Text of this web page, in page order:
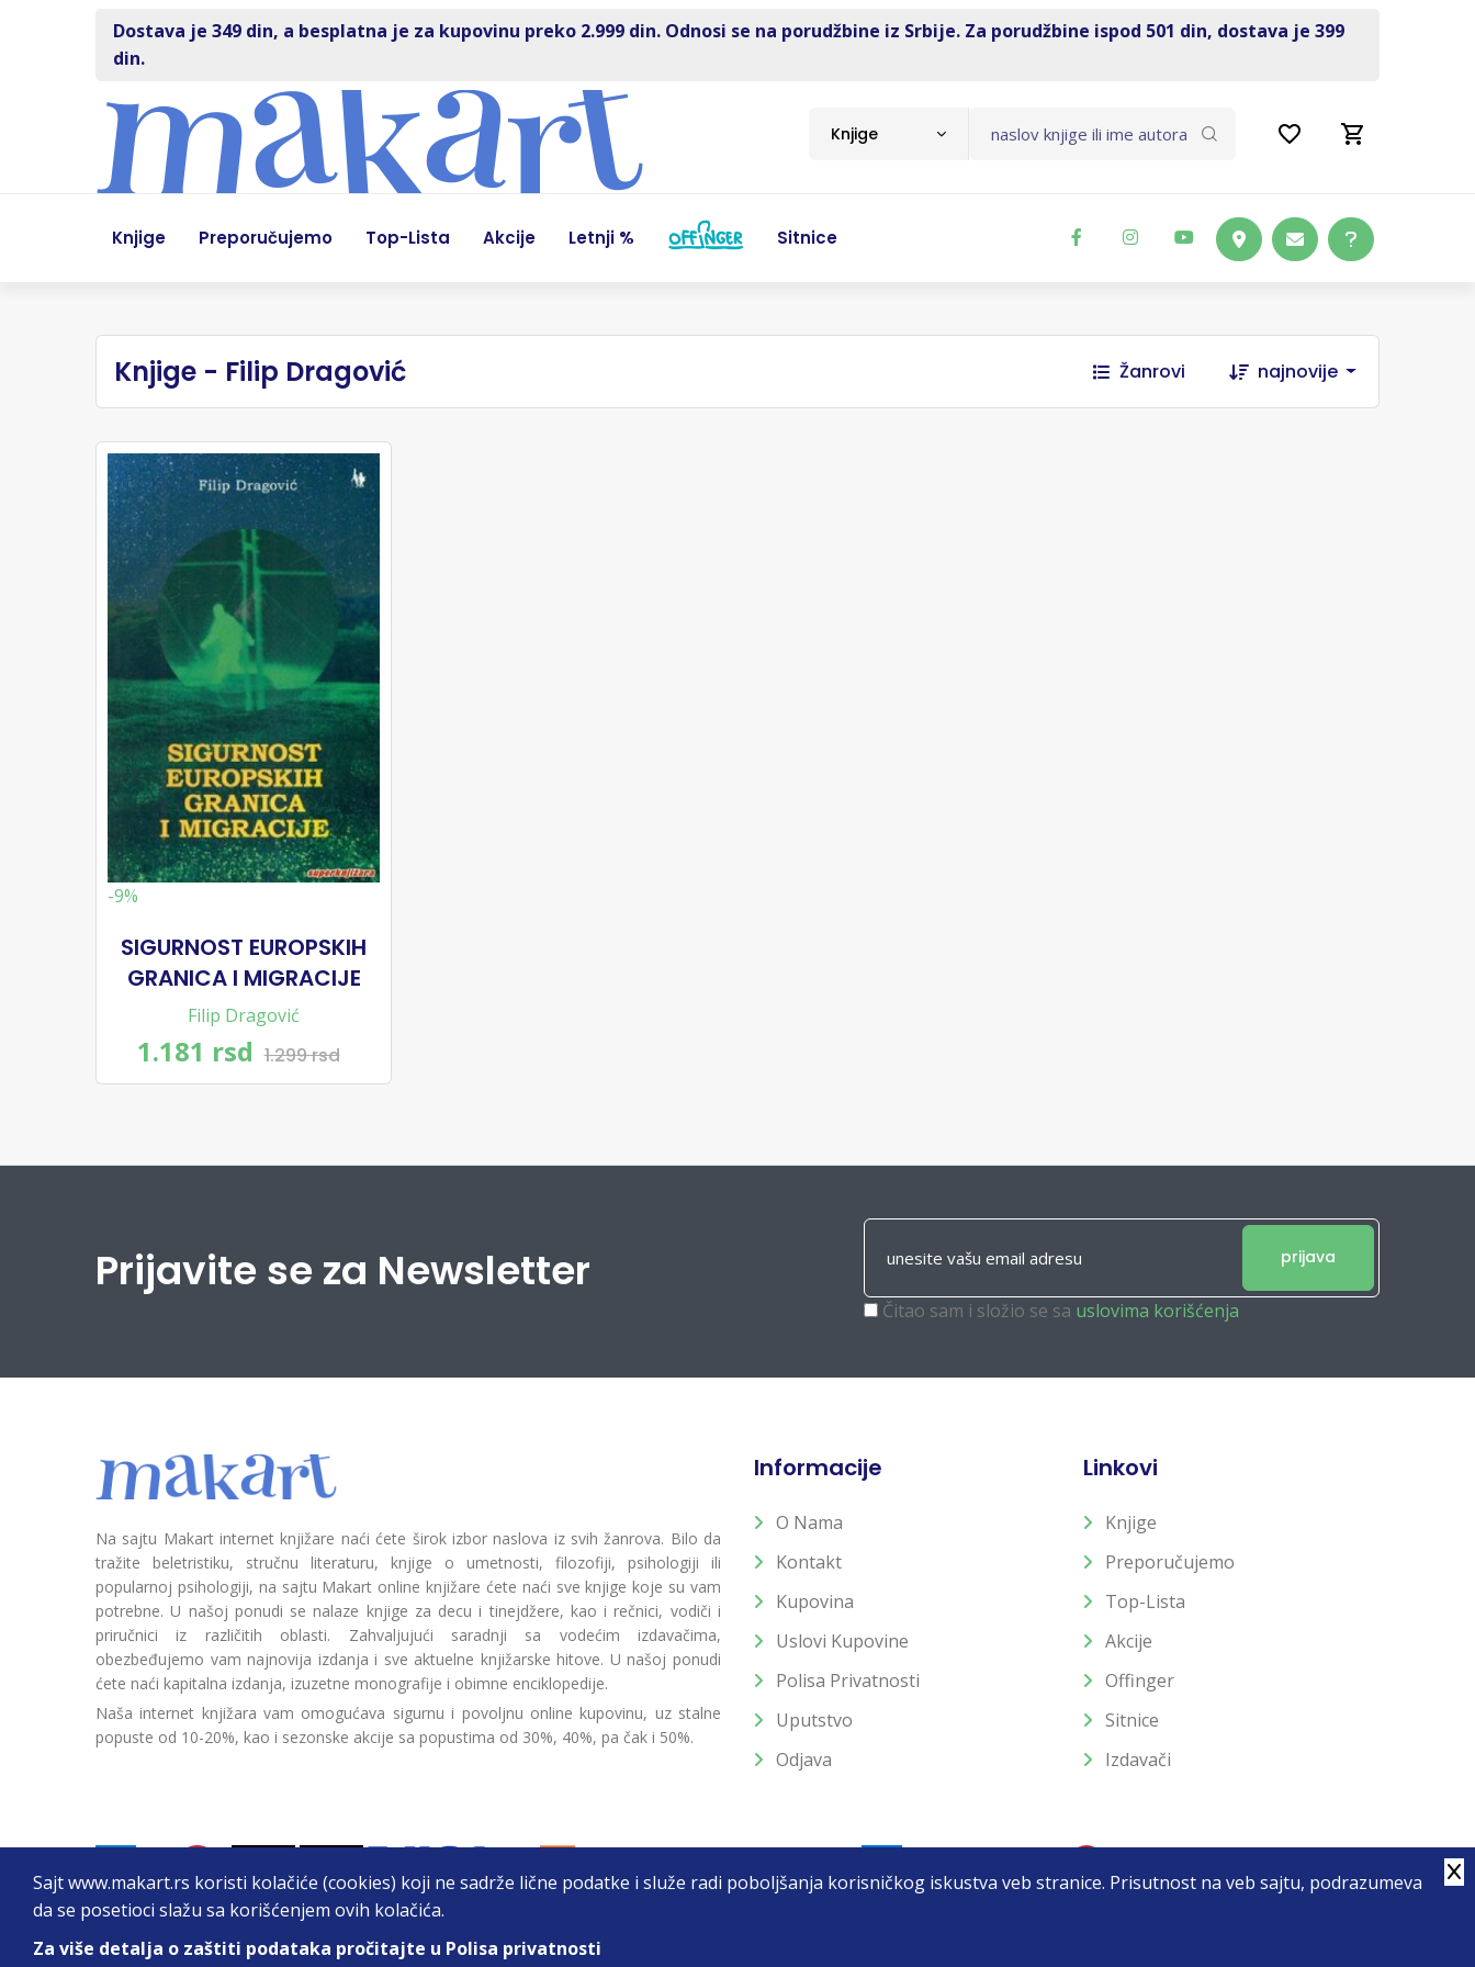
Sajt www.makart.rs koristi kolačiće (cookies) koji ne sadrže lične podatke i služe radi poboljšanja korisničkog iskustva veb stranice. Prisutnost na veb sajtu, podrazumeva
da se posetioci slažu sa korišćenjem ovih kolačića.
Za više detalja o zaštiti podataka pročitajte u Polisa privatnosti
Dostava je 349 din, a besplatna je za kupovinu preko 2.999 din. Odnosi se na porudžbine iz Srbije. Za porudžbine ispod 501 din, dostava je 399
din.
Knjige
Knjige Preporučujemo Top-Lista Akcije Letnji % Sitnice
Knjige - Filip Dragović Žanrovi najnovije
-9%
SIGURNOST EUROPSKIH
GRANICA I MIGRACIJE
Filip Dragović
1.181 rsd 1.299 rsd
Prijavite se za Newsletter prijava
Čitao sam i složio se sa uslovima korišćenja
Na sajtu Makart internet knjižare naći ćete širok izbor naslova iz svih žanrova. Bilo da
tražite beletristiku, stručnu literaturu, knjige o umetnosti, filozofiji, psihologiji ili
popularnoj psihologiji, na sajtu Makart online knjižare ćete naći sve knjige koje su vam
potrebne. U našoj ponudi se nalaze knjige za decu i tinejdžere, kao i rečnici, vodiči i
priručnici iz različitih oblasti. Zahvaljujući saradnji sa vodećim izdavačima,
obezbeđujemo vam najnovija izdanja i sve aktuelne knjižarske hitove. U našoj ponudi
ćete naći kapitalna izdanja, izuzetne monografije i obimne enciklopedije.
Naša internet knjižara vam omogućava sigurnu i povoljnu online kupovinu, uz stalne
popuste od 10-20%, kao i sezonske akcije sa popustima od 30%, 40%, pa čak i 50%.
Informacije
O Nama
Kontakt
Kupovina
Uslovi Kupovine
Polisa Privatnosti
Uputstvo
Odjava
Linkovi
Knjige
Preporučujemo
Top-Lista
Akcije
Offinger
Sitnice
Izdavači